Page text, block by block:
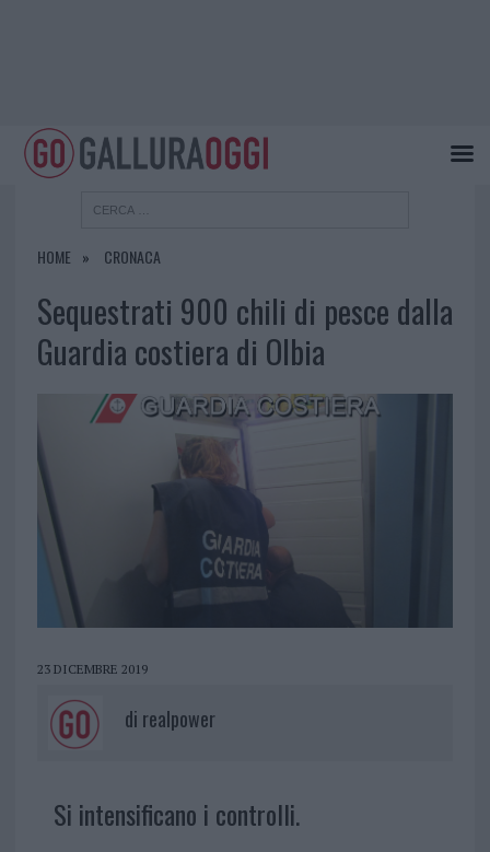
HOME CRONACA
Sequestrati 900 chili di pesce dalla
Guardia costiera di Olbia
23 DICEMBRE 2019
di realpower
Si intensificano i controlli.